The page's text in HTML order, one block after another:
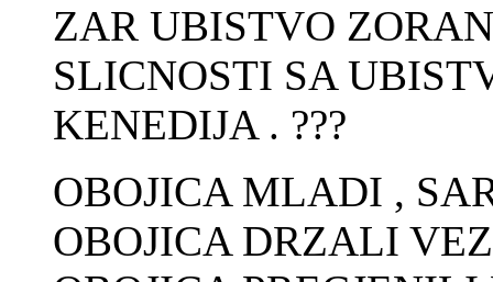
ZAR UBISTVO
SLICNOSTI SA
KENEDIJA . ???
OBOJICA MLADI ,
OBOJICA DRZALI